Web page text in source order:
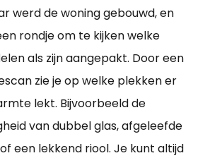
werd de woning gebouwd, en
rondje om te kijken welke
als zijn aangepakt. Door een
zie je op welke plekken er
lekt. Bijvoorbeeld de
van dubbel glas, afgeleefde
een lekkend riool. Je kunt altijd